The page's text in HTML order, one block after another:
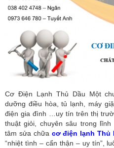
Cơ Điện Lạnh Thủ Dầu Một
dưỡng điều hòa, tủ lạnh, máy
điện gia đình …uy tín trên thị
thuật giỏi, chuyên sâu trong
tâm sửa chữa cơ điện lạnh Thủ
“nhiệt tình – cẩn thận – uy tín”,